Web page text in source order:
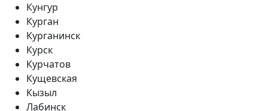
Кунгур
Курган
Курганинск
Курск
Курчатов
Кущевская
Кызыл
Лабинск